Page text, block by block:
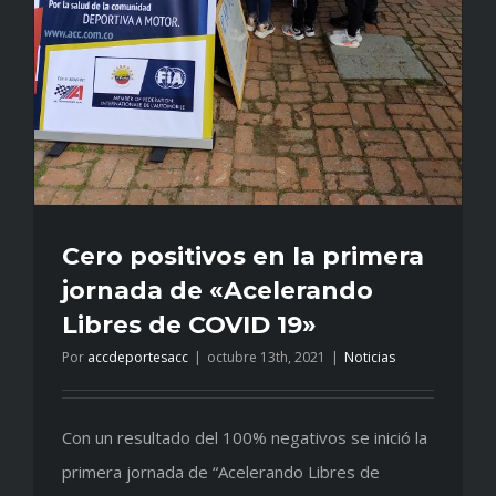
Cero positivos en la primera
jornada de «Acelerando
Libres de COVID 19»
Por accdeportesacc | octubre 13th, 2021 | Noticias
Con un resultado del 100% negativos se inició la
primera jornada de “Acelerando Libres de